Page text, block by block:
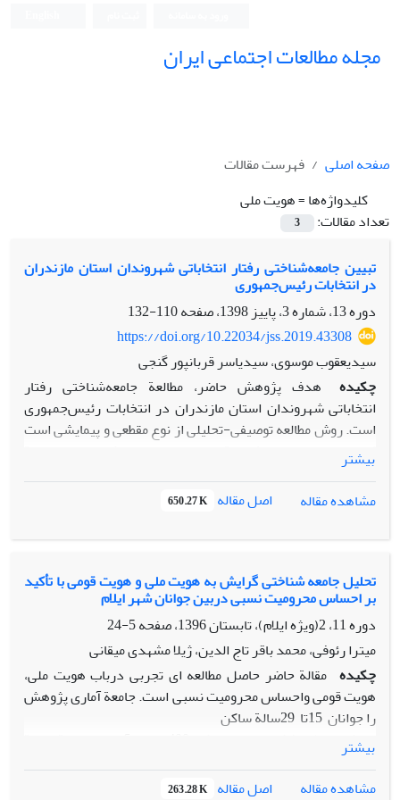
مجله مطالعات اجتماعی ایران
صفحه اصلی
فهرست مقالات
کلیدواژه‌ها =هویت ملی
تعداد مقالات:
3
تبیین جامعه‌شناختی رفتار انتخاباتی شهروندان استان مازندران
در انتخابات رئیس‌جمهوری
دوره 13، شماره 3، پاییز 1398، صفحه
110-132
https://doi.org/10.22034/jss.2019.43308
سیدیعقوب موسوی، سیدیاسر قربانپور گنجی
چکیده
هدف پژوهش حاضر، مطالعة جامعه‌شناختی رفتار
انتخاباتی شهروندان استان مازندران در انتخابات رئیس‌جمهوری
است. روش مطالعه توصیفی-‌تحلیلی از نوع مقطعی و پیمایشی است
که با استفاده از پرسش‌نامة محقق‌ساخته انجام ‌شده است. جامعة
مازندران تشکیل می‌دهند. به‌منظور انتخاب نمونة آماری، از فرمول
پیمایش، در میان گروه‌های شغلی و افراد در مقاطع تحصیلی
می‌دهد که از میان متغیرهای مستقل تحقیق، هویت ملی،
شبکه‌های اجتماعی، رسانه‌ها، اولویت‌های ارزشی، و هویت دینی
به‌ترتیب بیشترین تأثیر را بر رفتار انتخاباتی دارند.
بیشتر
مشاهده مقاله
اصل مقاله 650.27 K
تحلیل جامعه شناختی گرایش به هویت ملی و هویت قومی با تأکید
بر احساس محرومیت نسبی دربین جوانان شهر ایلام
دوره 11، 2(ویژه ایلام)، تابستان 1396، صفحه
5-24
میترا رئوفی، محمد باقر تاج الدین، ژیلا مشهدی میقانی
چکیده مقالة حاضر حاصل مطالعه ای تجربی درباب هویت ملی،
هویت قومی واحساس محرومیت نسبی است. جامعة آماری پژوهش
را جوانان 15تا 29سالة ساکن
آماری، با استفاده از روش نمونه گیری خوشه ای چند مرحله ای،
انتخاب شده اند. برای جمع آوری اطلاعات از
بیشتر
مشاهده مقاله
اصل مقاله 263.28 K